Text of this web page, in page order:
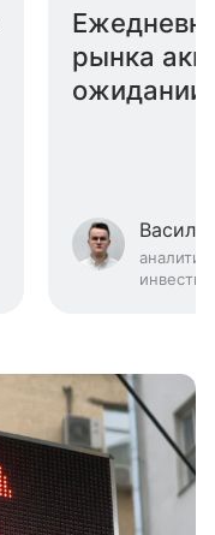
рынка
ожидании